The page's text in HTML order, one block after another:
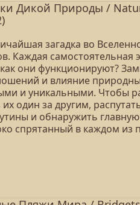
Дикой Природы /
загадка во
Каждая самостоятельная
они функционируют?
и влияние
и уникальными. Чтобы
один за другим,
и обнаружить
спрятанный в каждом из